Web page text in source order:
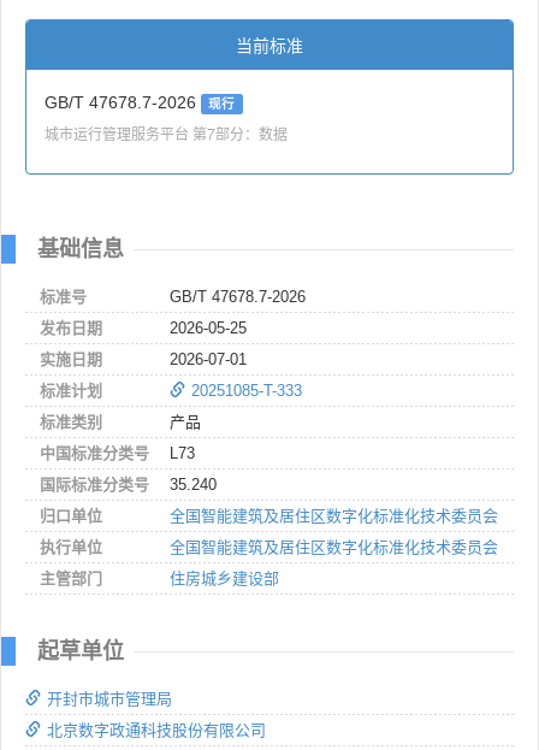
当前标准
GB/T 47678.7-2026 现行
城市运行管理服务平台 第7部分：数据
基础信息
标准号
GB/T 47678.7-2026
发布日期
2026-05-25
实施日期
2026-07-01
标准计划
20251085-T-333
标准类别
产品
中国标准分类号
L73
国际标准分类号
35.240
归口单位
全国智能建筑及居住区数字化标准化技术委员会
执行单位
全国智能建筑及居住区数字化标准化技术委员会
主管部门
住房城乡建设部
起草单位
开封市城市管理局
北京数字政通科技股份有限公司